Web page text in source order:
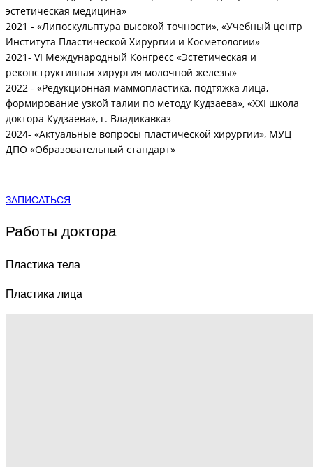
эстетическая медицина»
2021 - «Липоскульптура высокой точности», «Учебный центр
Института Пластической Хирургии и Косметологии»
2021- VI Международный Конгресс «Эстетическая и
реконструктивная хирургия молочной железы»
2022 - «Редукционная маммопластика, подтяжка лица,
формирование узкой талии по методу Кудзаева», «XXI школа
доктора Кудзаева», г. Владикавказ
2024- «Актуальные вопросы пластической хирургии», МУЦ
ДПО «Образовательный стандарт»
ЗАПИСАТЬСЯ
Работы доктора
Пластика тела
Пластика лица